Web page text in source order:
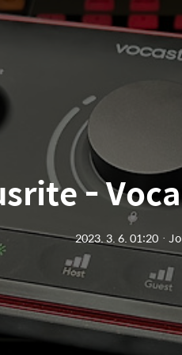
-
2023. 3. 6. 01:20 ㆍ